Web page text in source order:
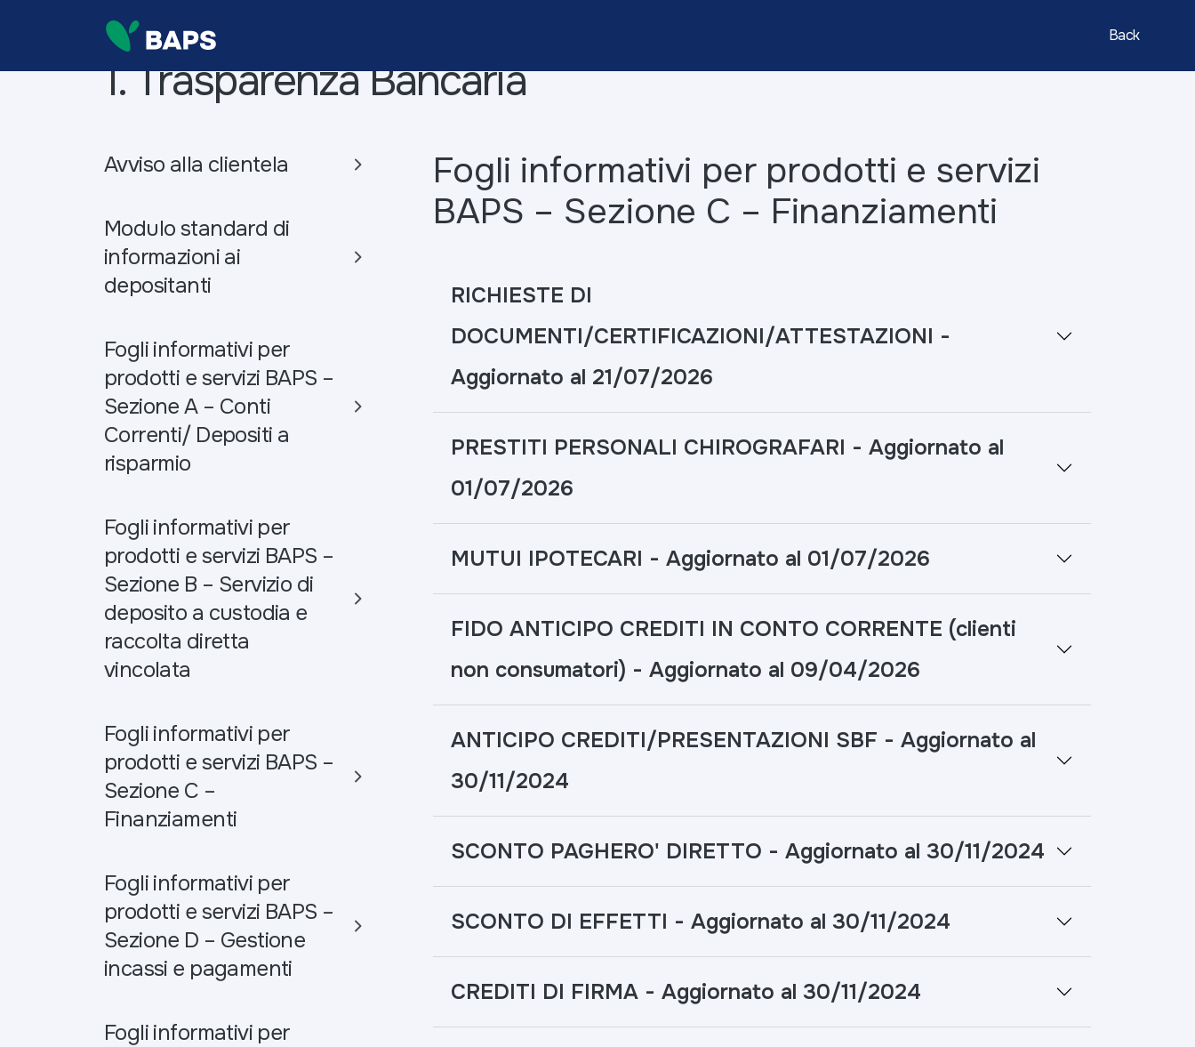
Back
1. Trasparenza Bancaria
Avviso alla clientela
Modulo standard di
informazioni ai
depositanti
Fogli informativi per
prodotti e servizi BAPS –
Sezione A – Conti
Correnti/ Depositi a
risparmio
Fogli informativi per
prodotti e servizi BAPS –
Sezione B – Servizio di
deposito a custodia e
raccolta diretta
vincolata
Fogli informativi per
prodotti e servizi BAPS –
Sezione C –
Finanziamenti
Fogli informativi per
prodotti e servizi BAPS –
Sezione D – Gestione
incassi e pagamenti
Fogli informativi per
Fogli informativi per prodotti e servizi
BAPS – Sezione C – Finanziamenti
RICHIESTE DI
DOCUMENTI/CERTIFICAZIONI/ATTESTAZIONI -
Aggiornato al 21/07/2026
PRESTITI PERSONALI CHIROGRAFARI - Aggiornato al
01/07/2026
MUTUI IPOTECARI - Aggiornato al 01/07/2026
FIDO ANTICIPO CREDITI IN CONTO CORRENTE (clienti
non consumatori) - Aggiornato al 09/04/2026
ANTICIPO CREDITI/PRESENTAZIONI SBF - Aggiornato al
30/11/2024
SCONTO PAGHERO' DIRETTO - Aggiornato al 30/11/2024
SCONTO DI EFFETTI - Aggiornato al 30/11/2024
CREDITI DI FIRMA - Aggiornato al 30/11/2024